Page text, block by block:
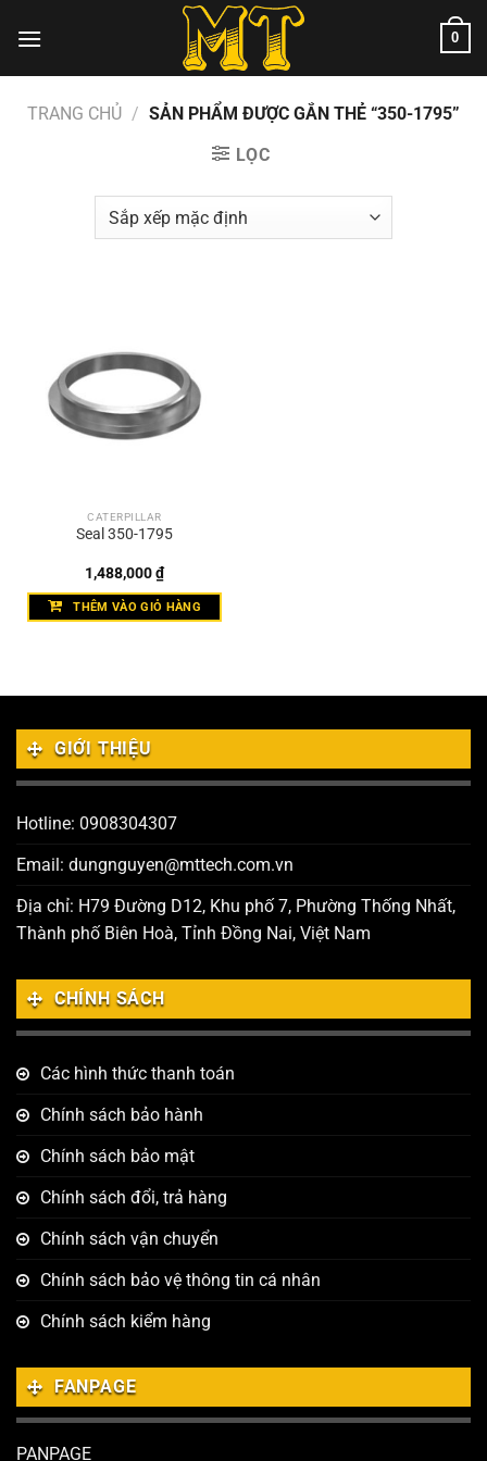
đến
0
TRANG CHỦ / SẢN PHẨM ĐƯỢC GẮN THẺ “350-1795”
LỌC
CATERPILLAR
Seal 350-1795
1,488,000₫
THÊM VÀO GIỎ HÀNG
GIỚI THIỆU
Hotline: 0908304307
Email: dungnguyen@mttech.com.vn
Địa chỉ: H79 Đường D12, Khu phố 7, Phường Thống Nhất,
Thành phố Biên Hoà, Tỉnh Đồng Nai, Việt Nam
CHÍNH SÁCH
Các hình thức thanh toán
Chính sách bảo hành
Chính sách bảo mật
Chính sách đổi, trả hàng
Chính sách vận chuyển
Chính sách bảo vệ thông tin cá nhân
Chính sách kiểm hàng
FANPAGE
PANPAGE